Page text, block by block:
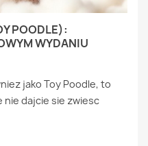
POODLE):
WYDANIU
jako Toy Poodle, to
nie dajcie sie zwiesc